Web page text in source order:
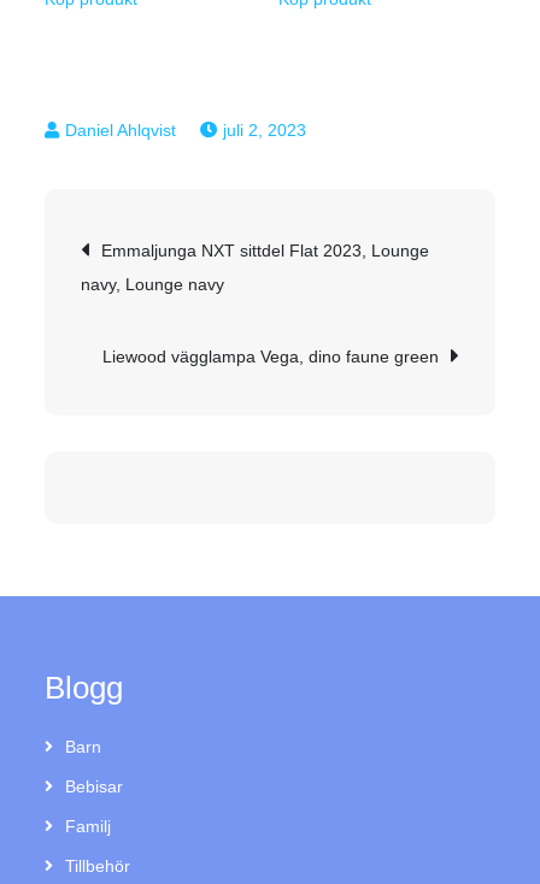
juli 2, 2023
Inläggsnavigering
Emmaljunga NXT sittdel Flat 2023, Lounge
navy, Lounge navy
Liewood vägglampa Vega, dino faune green
Blogg
Barn
Bebisar
Familj
Tillbehör